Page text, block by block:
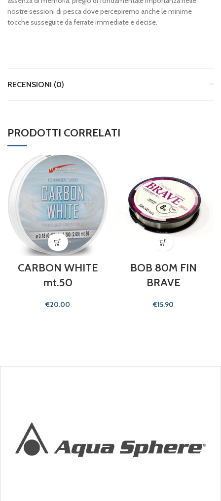
nostre sessioni di pesca dove percepiremo anche le minime
tocche susseguite da ferrate immediate e decise.
RECENSIONI (0)
PRODOTTI CORRELATI
CARBON WHITE
mt.50
€
BOB 80M FIN
BRAVE
€